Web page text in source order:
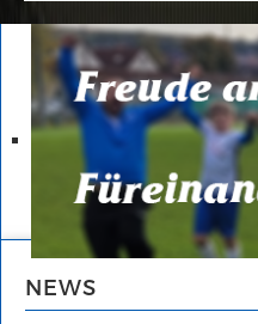
NEWS